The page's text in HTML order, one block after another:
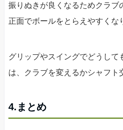
振りぬきが良くなるためクラブ
正面でボールをとらえやすくな
グリップやスイングでどうして
は、クラブを変えるかシャフト
4.まとめ